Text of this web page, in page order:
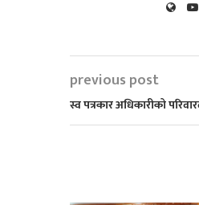
previous post
स्व पत्रकार अधिकारीको